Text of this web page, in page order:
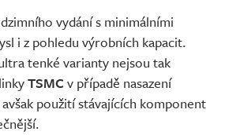
vydání s minimálními
i z pohledu výrobních kapacit.
tenké varianty nejsou tak
TSMC v případě nasazení
použití stávajících komponent